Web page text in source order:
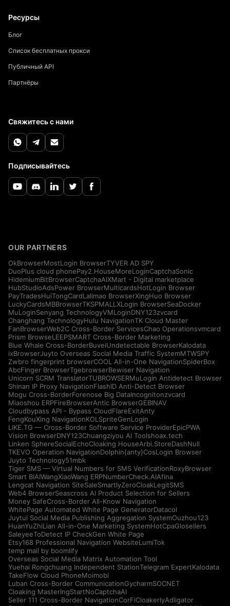
Ресурсы
Блог
Список бесплатных прокси
Публичный API
Партнёры
Свяжитесь с нами
Подписывайтесь
OUR PARTNERS
OkBrowserMostLogin BrowserTYVER AD SPY
DuoPlus cloud phonePay2.HouseMoreLoginCaptchaSonic
HidemiumBitBrowserCaptchaAIXMart - Digital marketplace
HubStudioAdsPower BrowserMulticardsHotLogin Browser
PayTradesHuiTongCardLalimao BrowserXingHuo Browser
LuckyCardsMBBrowserTKSPMALLXLogin BrowserSeaDocker
MuLoginSenyang TechnologyVMLoginDNY123zvcard
Changhang TechnologyHulu NavigationTK Cloud Master
FanBrowserWeb2C Cross-Border ServicesChao Operationsvmcard
Prism BrowseLEEPSMART Cross-Border Marketing
Blue Whale Cross-BorderBuveiUndetectable BrowserKalodata
ixBrowserJuyto Overseas Social Media Traffic SystemMTWSPY
Zwbro fingerprint browserCOOL All-in-One NavigationSpiderBox
AbcFinger BrowserTgebrowserBewiser Navigation
Unicorn SCRM TranslatorTUBROWSERMuLogin Antidetect Browser
Shinan IP Proxy NavigationFlashID Anti-Detect Browser
Mogu Cross-BorderForenose Big DataIncognitonzvcard
Miaoshou ERPFireBrowserAntic BrowserGEBINAV
Cloudbypass API - Bypass CloudFlareExitAnty
FengKouXing NavigationKOLSpriteGenLogin
LIKE.TG — Cross-Border Software Service ProviderEpicPWA
Vision BrowserDNY123Chuangziyou AI Toolshoax.tech
Linken SphereSocialEchoCloaking HouseArbi.StoreDashNull
TKEVO Operation NavigationDolphin{anty}CosLogin Browser
Juyto Technology51mbk
Tiger SMS — Virtual Numbers for SMS VerificationRoxyBrowser
Smart BIAIWangXiaoWang ERPNumberCheck.AIAfina
Lengcat Navigation SiteSaleSmartlyZeroCloakLegitSMS
Web4 BrowserSeascross AI Product Selection for Sellers
Money SafeCross-Border All-Know Navigation
WhitePage Automated White Page GeneratorDatacol
Juytui Social Media Publishing Aggregation SystemOuzhou123
HuanYuZhiLian All-in-One Marketing SystemHotCpaGlosellers
SaleyeeToDetect IP CheckGen White Page
Etsy168 Professional Navigation WebsiteLumiTok
temp mail by boomlify
Overseas Social Media Matrix Automation Tool
Yuehai Rongchuang Independent StationTelegram ExpertKalodata
TakeFlow Cloud PhoneMoimobi
Luban Cross-Border CommunicationGycharmSOCNET
Cloaking MasterIngStartNoCaptchaAI
Seller 111 Cross-Border NavigationCorFiCloakerlyAdligator